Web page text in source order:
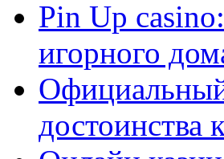
Pin Up
игорного
достоинства